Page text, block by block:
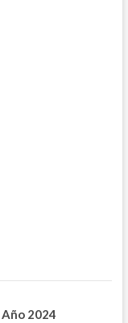
Año 2024